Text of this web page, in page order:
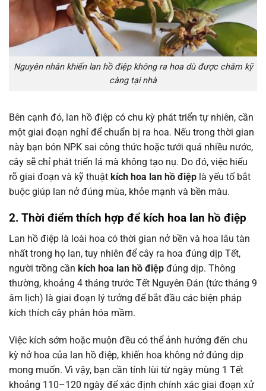
Nguyên nhân khiến lan hồ điệp không ra hoa dù được chăm kỹ
càng tại nhà
Bên cạnh đó, lan hồ điệp có chu kỳ phát triển tự nhiên, cần
một giai đoạn nghỉ để chuẩn bị ra hoa. Nếu trong thời gian
này bạn bón NPK sai công thức hoặc tưới quá nhiều nước,
cây sẽ chỉ phát triển lá mà không tạo nụ. Do đó, việc hiểu
rõ giai đoạn và kỹ thuật kích hoa lan hồ điệp là yếu tố bắt
buộc giúp lan nở đúng mùa, khỏe mạnh và bền màu.
2. Thời điểm thích hợp để kích hoa lan hồ điệp
Lan hồ điệp là loài hoa có thời gian nở bền và hoa lâu tàn
nhất trong họ lan, tuy nhiên để cây ra hoa đúng dịp Tết,
người trồng cần kích hoa lan hồ điệp đúng dịp. Thông
thường, khoảng 4 tháng trước Tết Nguyên Đán (tức tháng 9
âm lịch) là giai đoạn lý tưởng để bắt đầu các biện pháp
kích thích cây phân hóa mầm.
Việc kích sớm hoặc muộn đều có thể ảnh hưởng đến chu
kỳ nở hoa của lan hồ điệp, khiến hoa không nở đúng dịp
mong muốn. Vì vậy, bạn cần tính lùi từ ngày mùng 1 Tết
khoảng 110–120 ngày để xác định chính xác giai đoạn xử